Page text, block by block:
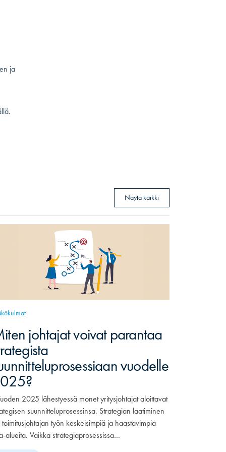
ja
Näytä kaikki
johtajat voivat parantaa
vuodelle
2025 lähestyessä monet yritysjohtajat aloittavat
suunnitteluprosessinsa. Strategian laatiminen
työn keskeisimpiä ja haastavimpia
alueita. Vaikka strategiaprosessissa…